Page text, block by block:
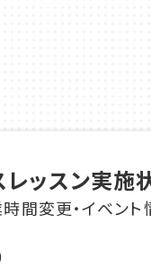
レッスン実施
間変更・イベント